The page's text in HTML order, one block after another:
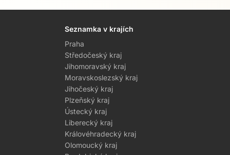
Seznamka v krajích
Praha
Středočeský kraj
Jihomoravský kraj
Moravskoslezský kraj
Jihočeský kraj
Plzeňský kraj
Ústecký kraj
Liberecký kraj
Královéhradecký kraj
Olomoucký kraj